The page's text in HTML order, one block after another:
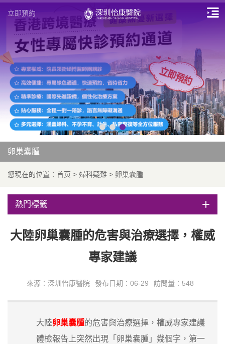
立即預約
卵巢囊腫
您現在的位置： 首页 > 婦科疑難 > 卵巢囊腫
熱門標籤
大陸卵巢囊腫的危害與治療選擇，權威
專家建議
來源：深圳怡康醫院 發布日期：06-29 訪問量：548
大陸卵巢囊腫的危害與治療選擇，權威專家建議
體檢報告上突然出現「卵巢囊腫」幾個字，第一